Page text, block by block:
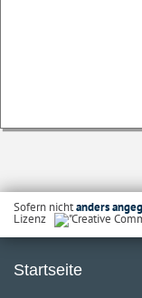
Sofern nichtanders
Lizenz
Startseite